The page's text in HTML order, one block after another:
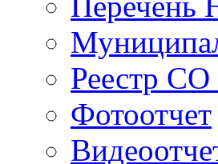
Реестр
Фотоотчет